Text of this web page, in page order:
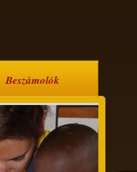
Beszámolók